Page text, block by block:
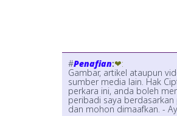
#Penafian:❤:
Gambar, artikel ataupun
sumber media lain. Hak
perkara ini, anda boleh
peribadi saya berdasarkan
dan mohon dimaafkan. -